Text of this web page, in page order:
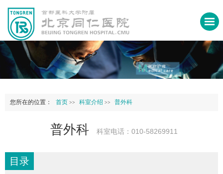
您所在的位置： 首页 >> 科室介绍 >> 普外科
普外科 科室电话：010-58269911
目录